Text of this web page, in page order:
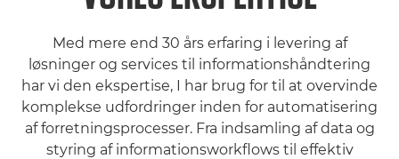
Med mere end 30 års erfaring i levering af
løsninger og services til informationshåndtering
har vi den ekspertise, I har brug for til at overvinde
komplekse udfordringer inden for automatisering
af forretningsprocesser. Fra indsamling af data og
styring af informationsworkflows til effektiv